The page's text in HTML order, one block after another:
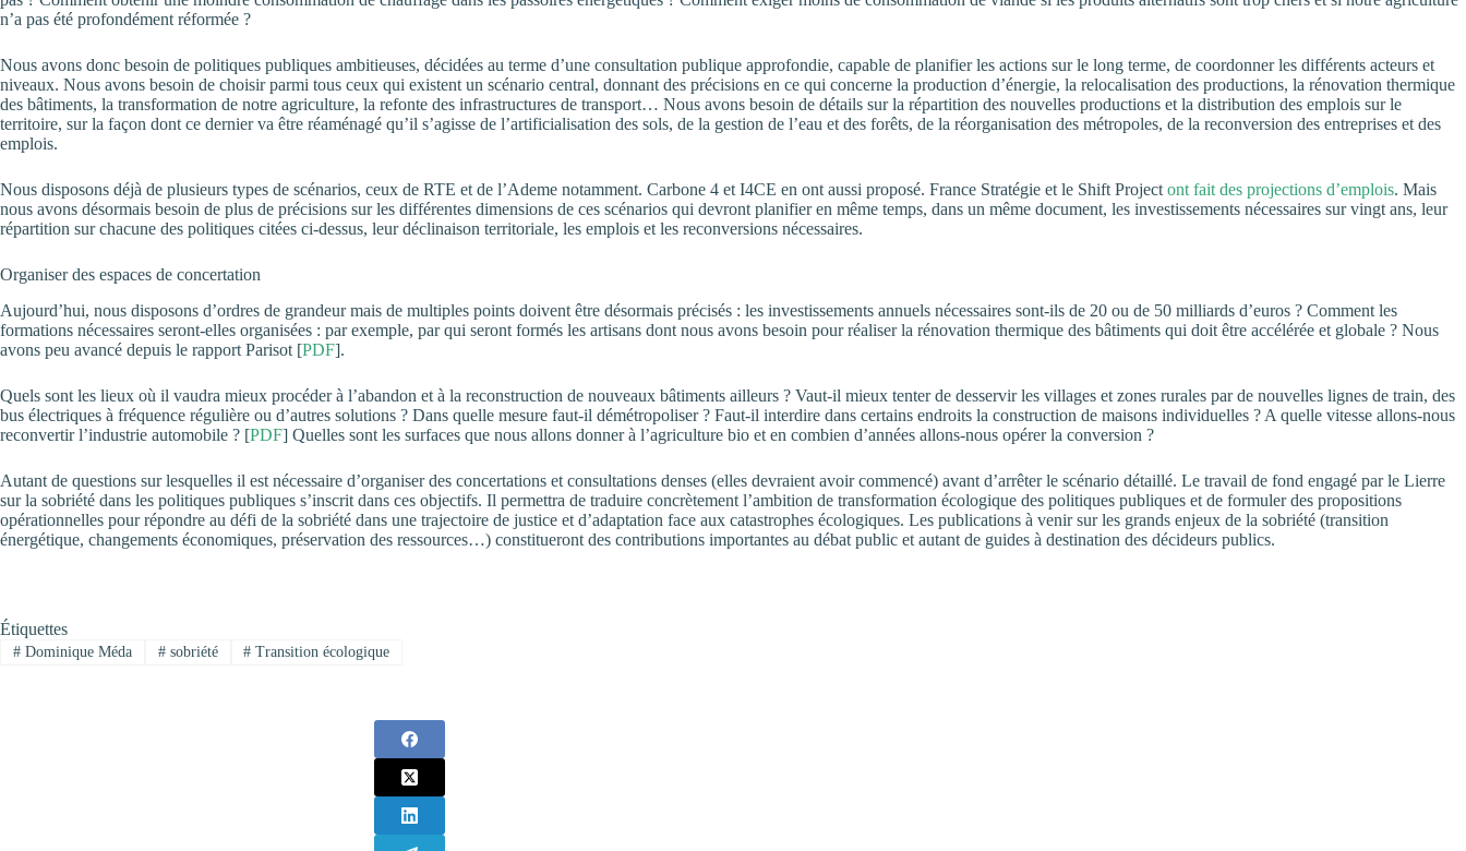
n’a pas été profondément réformée ?
Nous avons donc besoin de politiques publiques ambitieuses, décidées au terme d’une consultation publique approfondie, capable de planifier les actions sur le long terme, de coordonner les différents acteurs et
niveaux. Nous avons besoin de choisir parmi tous ceux qui existent un scénario central, donnant des précisions en ce qui concerne la production d’énergie, la relocalisation des productions, la rénovation thermique
des bâtiments, la transformation de notre agriculture, la refonte des infrastructures de transport… Nous avons besoin de détails sur la répartition des nouvelles productions et la distribution des emplois sur le
territoire, sur la façon dont ce dernier va être réaménagé qu’il s’agisse de l’artificialisation des sols, de la gestion de l’eau et des forêts, de la réorganisation des métropoles, de la reconversion des entreprises et des
emplois.
Nous disposons déjà de plusieurs types de scénarios, ceux de RTE et de l’Ademe notamment. Carbone 4 et I4CE en ont aussi proposé. France Stratégie et le Shift Project ont fait des projections d’emplois. Mais
nous avons désormais besoin de plus de précisions sur les différentes dimensions de ces scénarios qui devront planifier en même temps, dans un même document, les investissements nécessaires sur vingt ans, leur
répartition sur chacune des politiques citées ci-dessus, leur déclinaison territoriale, les emplois et les reconversions nécessaires.
Organiser des espaces de concertation
Aujourd’hui, nous disposons d’ordres de grandeur mais de multiples points doivent être désormais précisés : les investissements annuels nécessaires sont-ils de 20 ou de 50 milliards d’euros ? Comment les
formations nécessaires seront-elles organisées : par exemple, par qui seront formés les artisans dont nous avons besoin pour réaliser la rénovation thermique des bâtiments qui doit être accélérée et globale ? Nous
avons peu avancé depuis le rapport Parisot [PDF].
Quels sont les lieux où il vaudra mieux procéder à l’abandon et à la reconstruction de nouveaux bâtiments ailleurs ? Vaut-il mieux tenter de desservir les villages et zones rurales par de nouvelles lignes de train, des
bus électriques à fréquence régulière ou d’autres solutions ? Dans quelle mesure faut-il démétropoliser ? Faut-il interdire dans certains endroits la construction de maisons individuelles ? A quelle vitesse allons-nous
reconvertir l’industrie automobile ? [PDF] Quelles sont les surfaces que nous allons donner à l’agriculture bio et en combien d’années allons-nous opérer la conversion ?
Autant de questions sur lesquelles il est nécessaire d’organiser des concertations et consultations denses (elles devraient avoir commencé) avant d’arrêter le scénario détaillé. Le travail de fond engagé par le Lierre
sur la sobriété dans les politiques publiques s’inscrit dans ces objectifs. Il permettra de traduire concrètement l’ambition de transformation écologique des politiques publiques et de formuler des propositions
opérationnelles pour répondre au défi de la sobriété dans une trajectoire de justice et d’adaptation face aux catastrophes écologiques. Les publications à venir sur les grands enjeux de la sobriété (transition
énergétique, changements économiques, préservation des ressources…) constitueront des contributions importantes au débat public et autant de guides à destination des décideurs publics.
Étiquettes
#Dominique Méda #sobriété # Transition écologique